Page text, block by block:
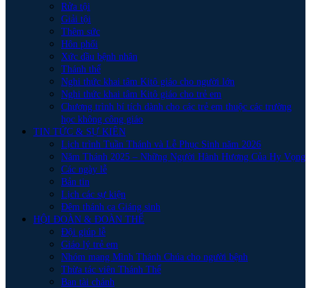
Rửa tội
Giải tội
Thêm sức
Hôn phối
Xức dầu bệnh nhân
Thánh thể
Nghi thức khai tâm Kitô giáo cho người lớn
Nghi thức khai tâm Kitô giáo cho trẻ em
Chương trình bí tích dành cho các trẻ em thuộc các trường
học không công giáo
TIN TỨC & SỰ KIÊN
Lịch trình Tuần Thánh và Lễ Phục Sinh năm 2026
Năm Thánh 2025 – Những Người Hành Hương Của Hy Vọng
Các ngày lễ
Bản tin
Lịch các sự kiện
Đêm thánh ca Giáng sinh
HỘI ĐOÀN & ĐOÀN THỂ
Đội giúp lễ
Giáo lý trẻ em
Nhóm mang Mình Thánh Chúa cho người bệnh
Thừa tác viên Thánh Thể
Ban tài chánh